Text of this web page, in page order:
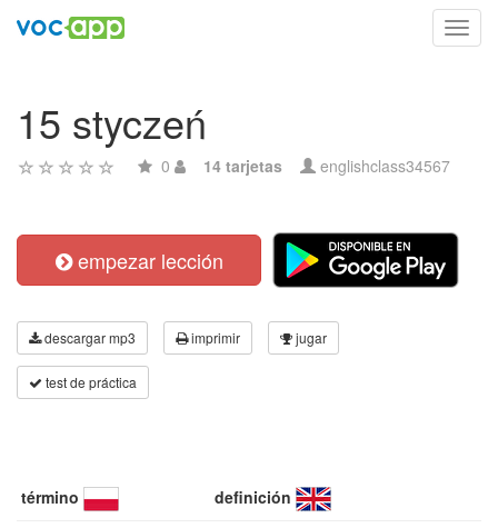
15 styczeń
0 14 tarjetas englishclass34567
empezar lección
descargar mp3 imprimir jugar
test de práctica
término definición